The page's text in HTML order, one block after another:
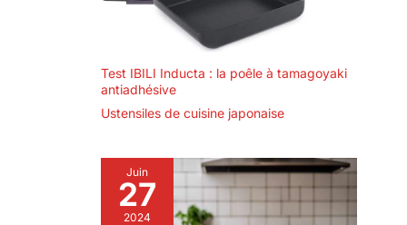
Test IBILI Inducta : la poêle à tamagoyaki
antiadhésive
Ustensiles de cuisine japonaise
Juin
27
2024